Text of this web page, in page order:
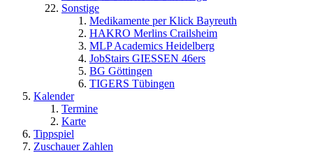
Sonstige
Medikamente per Klick Bayreuth
HAKRO Merlins Crailsheim
MLP Academics Heidelberg
JobStairs GIESSEN 46ers
BG Göttingen
TIGERS Tübingen
Kalender
Termine
Karte
Tippspiel
Zuschauer Zahlen